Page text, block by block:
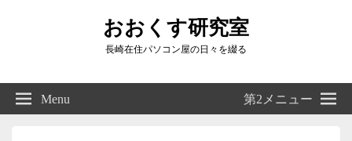
おおくす研究室
長崎在住パソコン屋の日々を綴る
Right
Sidebar
Widget
Menu 第2メニュー